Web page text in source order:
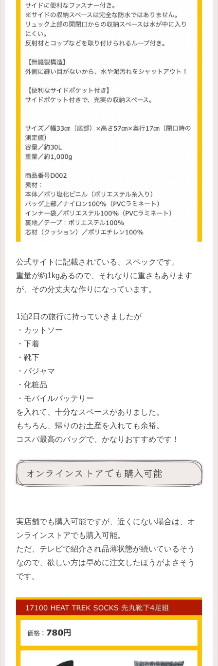
公式サイトに記載されている、スペックです。
重量が約1kgあるので、それなりに重さもあります
が、その分丈夫な作りになっています。
1泊2日の旅行に持っていきましたが
・カットソー
・下着
・靴下
・パジャマ
・化粧品
・モバイルバッテリー
を入れて、十分なスペースがありました。
もちろん、帰りのお土産を入れても余裕。
コスパ最高のバッグで、かなりおすすめです！
オンラインストアでも購入可能
実店舗でも購入可能ですが、近くにない場合は、オ
ンラインストアでも購入可能。
ただ、テレビで紹介され品薄状態が続いているそう
なので、欲しい方は早めに注文したほうがよさそう
です。